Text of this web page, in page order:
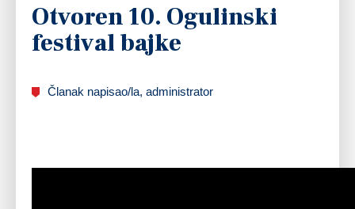
Otvoren 10. Ogulinski
festival bajke
Članak napisao/la, administrator